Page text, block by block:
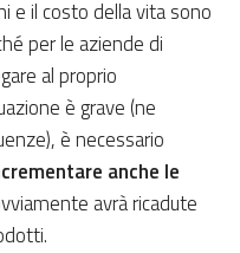
e il costo della vita sono
per le aziende di
al proprio
è grave (ne
è necessario
anche le
avrà ricadute